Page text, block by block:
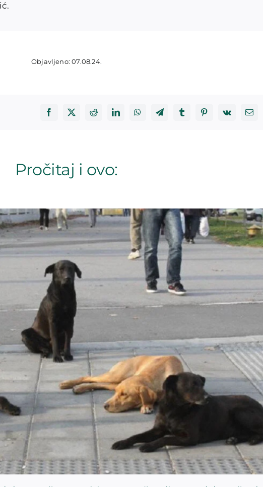
Objavljeno: 07.08.24.
Pročitaj i ovo: